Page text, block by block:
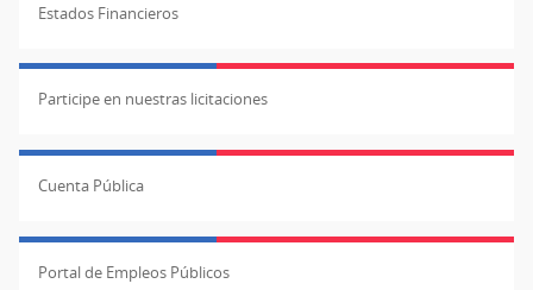
Estados Financieros
Participe en nuestras licitaciones
Cuenta Pública
Portal de Empleos Públicos